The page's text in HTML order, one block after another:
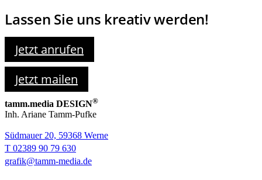
Lassen Sie uns kreativ werden!
Jetzt anrufen
Jetzt mailen
tamm.media DESIGN®
Inh. Ariane Tamm-Pufke
Südmauer 20, 59368 Werne
T 02389 90 79 630
grafik@tamm-media.de